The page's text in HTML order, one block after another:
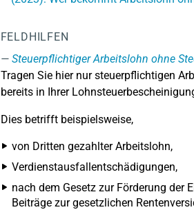
FELDHILFEN
Steuerpflichtiger Arbeitslohn ohne
Tragen Sie hier nur steuerpflichtigen
bereits in Ihrer
Dies betrifft beispielsweise,
von Dritten gezahlter Arbeitslohn,
Verdienstausfallentschädigungen,
nach dem Gesetz zur Förderung
Beiträge zur gesetzlichen